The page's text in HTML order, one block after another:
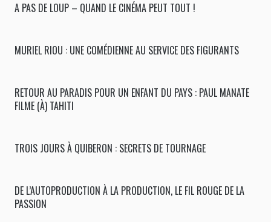
A PAS DE LOUP – QUAND LE CINÉMA PEUT TOUT !
MURIEL RIOU : UNE COMÉDIENNE AU SERVICE DES FIGURANTS
RETOUR AU PARADIS POUR UN ENFANT DU PAYS : PAUL MANATE
FILME (À) TAHITI
TROIS JOURS À QUIBERON : SECRETS DE TOURNAGE
DE L’AUTOPRODUCTION À LA PRODUCTION, LE FIL ROUGE DE LA
PASSION